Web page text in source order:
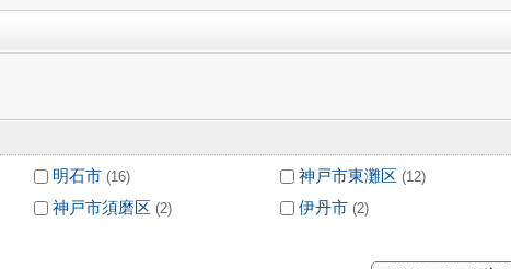
明石市 (16) 神戸市東灘区 (12)
神戸市須磨区 (2) 伊丹市 (2)